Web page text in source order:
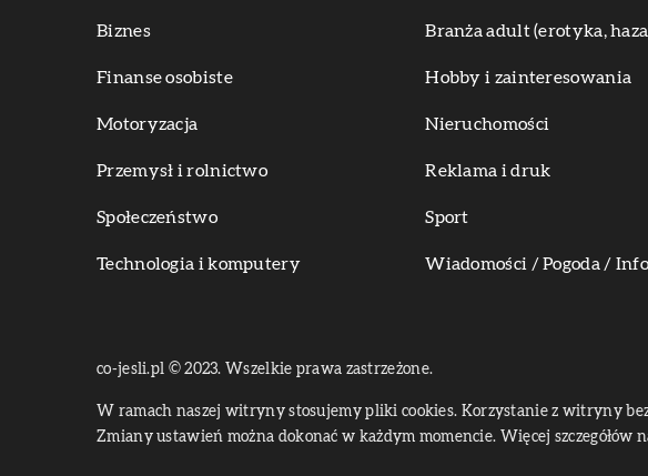
Biznes Branża adult (erotyka,
Finanse osobiste Hobby i zainteresowania
Motoryzacja Nieruchomości
Przemysł i rolnictwo Reklama i druk
Społeczeństwo Sport
Technologia i komputery Wiadomości / Pogoda /
co-jesli.pl © 2023. Wszelkie prawa zastrzeżone.
W ramach naszej witryny stosujemy pliki cookies. Korzystanie z witryny
Zmiany ustawień można dokonać w każdym momencie. Więcej szczegółów